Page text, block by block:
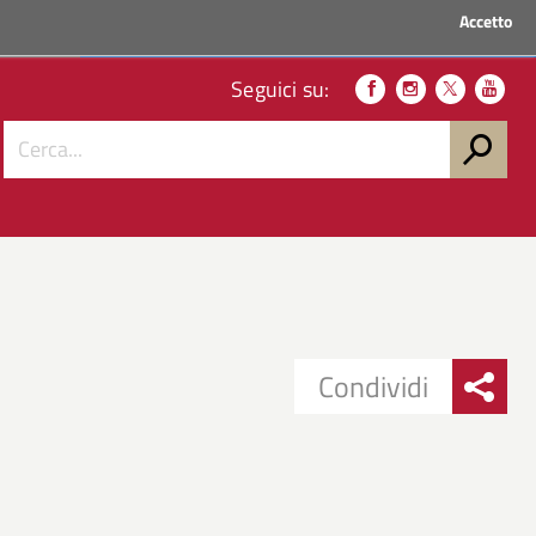
Accetto
Seguici su:
Condividi